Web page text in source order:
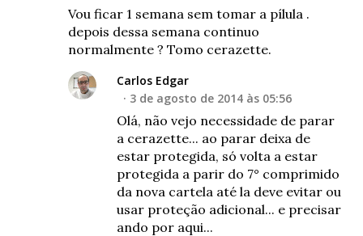
Vou ficar 1 semana sem tomar a pílula .
depois dessa semana continuo
normalmente ? Tomo cerazette.
Carlos Edgar
3 de agosto de 2014 às 05:56
Olá, não vejo necessidade de parar
a cerazette... ao parar deixa de
estar protegida, só volta a estar
protegida a parir do 7° comprimido
da nova cartela até la deve evitar ou
usar proteção adicional... e precisar
ando por aqui...